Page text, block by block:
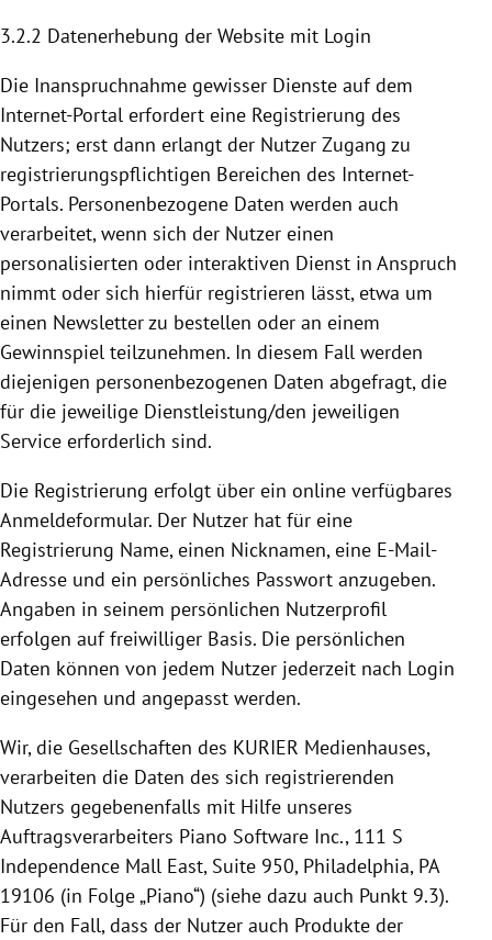
3.2.2 Datenerhebung der Website mit Login
Die Inanspruchnahme gewisser Dienste auf dem
Internet-Portal erfordert eine Registrierung des
Nutzers; erst dann erlangt der Nutzer Zugang zu
registrierungspflichtigen Bereichen des Internet-
Portals. Personenbezogene Daten werden auch
verarbeitet, wenn sich der Nutzer einen
personalisierten oder interaktiven Dienst in Anspruch
nimmt oder sich hierfür registrieren lässt, etwa um
einen Newsletter zu bestellen oder an einem
Gewinnspiel teilzunehmen. In diesem Fall werden
diejenigen personenbezogenen Daten abgefragt, die
für die jeweilige Dienstleistung/den jeweiligen
Service erforderlich sind.
Die Registrierung erfolgt über ein online verfügbares
Anmeldeformular. Der Nutzer hat für eine
Registrierung Name, einen Nicknamen, eine E-Mail-
Adresse und ein persönliches Passwort anzugeben.
Angaben in seinem persönlichen Nutzerprofil
erfolgen auf freiwilliger Basis. Die persönlichen
Daten können von jedem Nutzer jederzeit nach Login
eingesehen und angepasst werden.
Wir, die Gesellschaften des KURIER Medienhauses,
verarbeiten die Daten des sich registrierenden
Nutzers gegebenenfalls mit Hilfe unseres
Auftragsverarbeiters Piano Software Inc., 111 S
Independence Mall East, Suite 950, Philadelphia, PA
19106 (in Folge „Piano“) (siehe dazu auch Punkt 9.3).
Für den Fall, dass der Nutzer auch Produkte der